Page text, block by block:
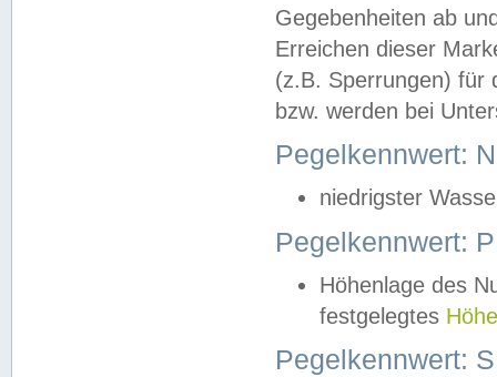
Gegebenheiten ab
Erreichen dieser
(z.B. Sperrungen) für
bzw. werden bei
Pegelkennwert:
niedrigster
Pegelkennwert:
Höhenlage des
festgelegtes
Pegelkennwert: